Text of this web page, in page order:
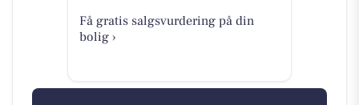
Få gratis salgsvurdering på din
bolig ›